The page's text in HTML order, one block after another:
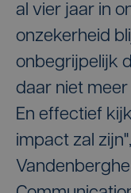
al vier jaar in
onzekerheid
onbegrijpelijk
daar niet
En effectief
impact zal